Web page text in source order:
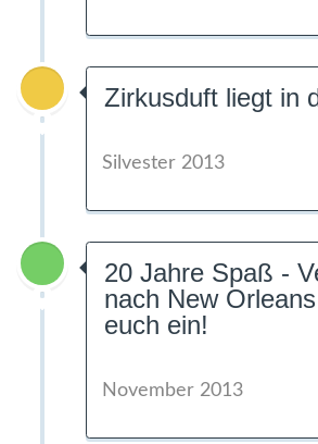
Zirkusduft liegt in
Silvester 2013
20 Jahre Spaß -
nach New
euch ein!
November 2013